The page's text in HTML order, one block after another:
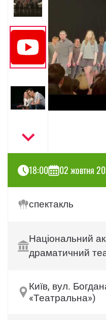
18:00 02 жовтня
спектакль
Національний
драматичний
Київ, вул.
«Театральна»)